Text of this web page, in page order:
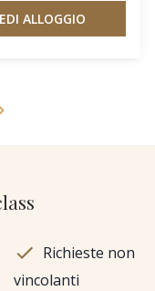
ALLOGGIO
Richieste non
vincolanti